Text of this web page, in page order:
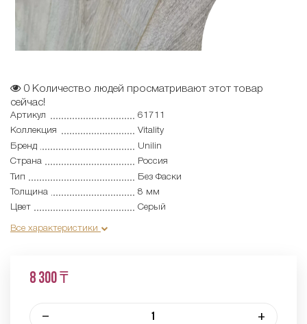
0 Количество людей просматривают этот товар
сейчас!
Артикул
61711
Коллекция
Vitality
Бренд
Unilin
Страна
Россия
Тип
Без Фаски
Толщина
8 мм
Цвет
Серый
Все характеристики
8 300 ₸
– +